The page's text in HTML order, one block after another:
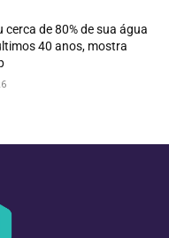
cerca de 80% de sua água
40 anos, mostra